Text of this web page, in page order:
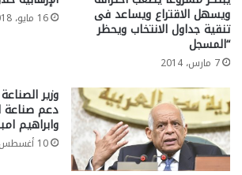
ويسهل الاقتراع ويساعد فى
تنقية جداول الانتخاب ويحظر
“المسجل
7 مارس، 2014
16 مايو، 2018
وزير
دعم صناعة
وابراهيم
10 أغسطس، 2024